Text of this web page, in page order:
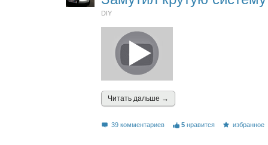
DIY
Читать дальшe →
39 комментариев 5 нравится избранное